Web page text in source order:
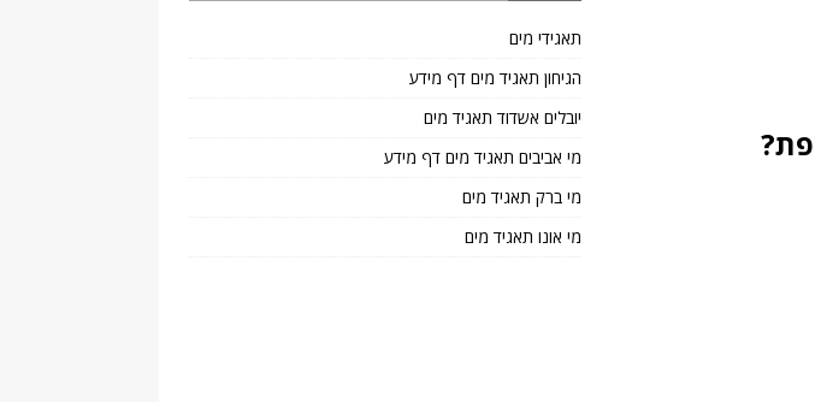
תאגידי מים
הגיחון תאגיד מים דף מידע
יובלים אשדוד תאגיד מים
מי אביבים תאגיד מים דף מידע
מי ברק תאגיד מים
מי אונו תאגיד מים